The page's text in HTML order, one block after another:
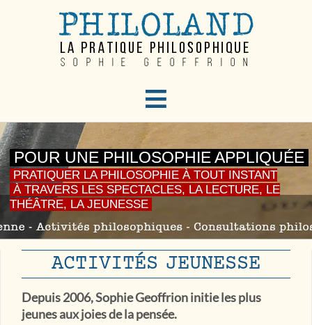
≡
POUR UNE PHILOSOPHIE APPLIQUÉE
PRATIQUER LA PHILOSOPHIE À TOUT INSTANT
À TRAVERS LES SPECTACLES, LA LECTURE, LE
THÉÂTRE, LA JEUNESSE
ACTIVITÉS JEUNESSE
Depuis 2006, Sophie Geoffrion initie les plus
jeunes aux joies de la pensée.